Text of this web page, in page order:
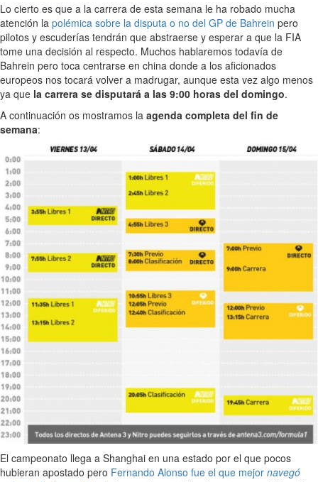
Lo cierto es que a la carrera de esta semana le ha robado mucha
atención la polémica sobre la disputa o no del GP de Bahrein pero
pilotos y escuderías tendrán que abstraerse y esperar a que la FIA
tome una decisión al respecto. Muchos hablaremos todavía de
Bahrein pero toca centrarse en china donde a los aficionados
europeos nos tocará volver a madrugar, aunque esta vez algo menos
ya que la carrera se disputará a las 9:00 horas del domingo.
A continuación os mostramos la agenda completa del fin de
semana:
El campeonato llega a Shanghai en una estado por el que pocos
hubieran apostado pero Fernando Alonso fue el que mejor navegó